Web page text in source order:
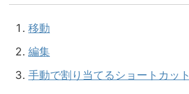
移動
編集
手動で割り当てるショートカット